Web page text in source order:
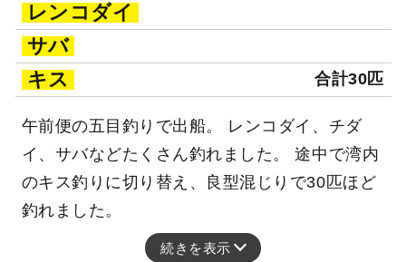
レンコダイ
サバ
キス
合計30匹
午前便の五目釣りで出船。 レンコダイ、チダ
イ、サバなどたくさん釣れました。 途中で湾内
のキス釣りに切り替え、良型混じりで30匹ほど
釣れました。
続きを表示